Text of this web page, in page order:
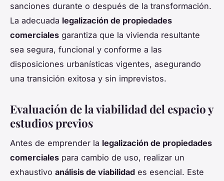
sanciones durante o después de la transformación.
La adecuada legalización de propiedades
comerciales garantiza que la vivienda resultante
sea segura, funcional y conforme a las
disposiciones urbanísticas vigentes, asegurando
una transición exitosa y sin imprevistos.
Evaluación de la viabilidad del espacio y
estudios previos
Antes de emprender la legalización de propiedades
comerciales para cambio de uso, realizar un
exhaustivo análisis de viabilidad es esencial. Este